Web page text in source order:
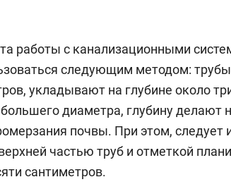
работы с канализационными
следующим методом:
укладывают на глубине около
диаметра, глубину делают
почвы. При этом, следует
частью труб и отметкой
сантиметров.